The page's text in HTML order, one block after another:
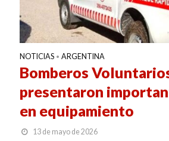
NOTICIAS • ARGENTINA
Bomberos
presentaron
en equipamiento
13 de mayo de 2026